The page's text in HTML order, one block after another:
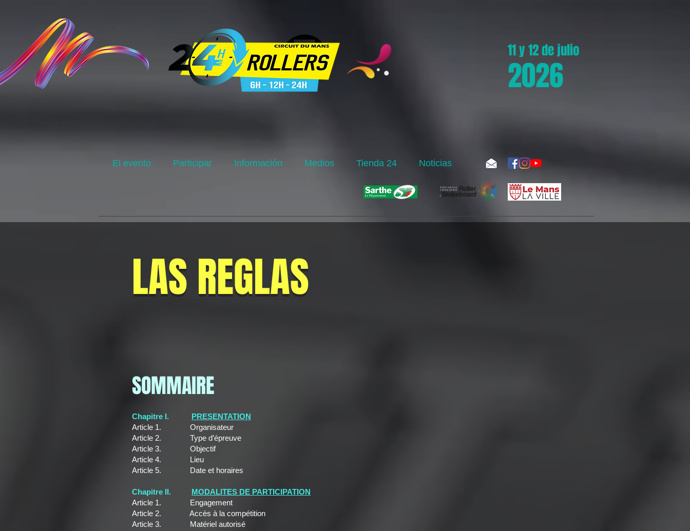
El evento Participar Información Medios Tienda 24 Noticias
11 y 12 de julio
2026
LAS REGLAS
SOMMAIRE
Chapitre I. PRESENTATION
Article 1. Organisateur
Article 2. Type d’épreuve
Article 3. Objectif
Article 4. Lieu
Article 5. Date et horaires
Chapitre II. MODALITES DE PARTICIPATION
Article 1. Engagement
Article 2. Accès à la compétition
Article 3. Matériel autorisé